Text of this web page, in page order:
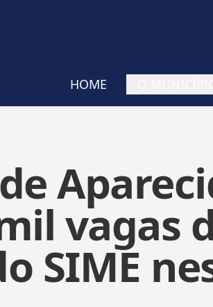
HOME
vagas
SIME